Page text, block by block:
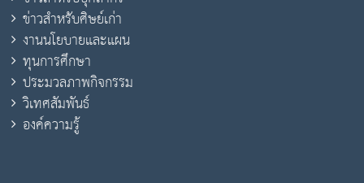
ข่าวสำหรับศิษย์เก่า
งานนโยบายและแผน
ทุนการศึกษา
ประมวลภาพกิจกรรม
วิเทศสัมพันธ์
องค์ความรู้